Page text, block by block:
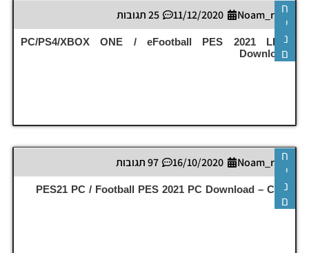
Noam_r
11/12/2020 25 תגובות
PC/PS4/XBOX ONE / eFootball PES 2021 LITE
Download
ח
י
נ
ם
Noam_r
16/10/2020 97 תגובות
PES21 PC / Football PES 2021 PC Download – CPY
ח
י
נ
ם